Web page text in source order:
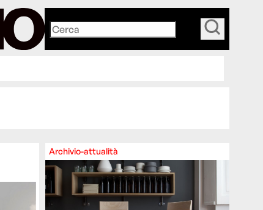
Archivio-attualità